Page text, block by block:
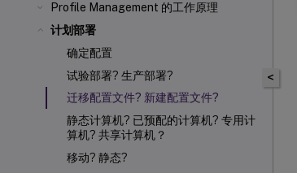
Profile Management 的工作原理
计划部署
确定配置
试验部署? 生产部署?
迁移配置文件? 新建配置文件?
静态计算机? 已预配的计算机? 专用计
算机? 共享计算机？
移动? 静态?
<